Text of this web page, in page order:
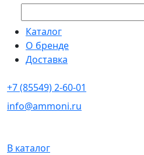
Каталог
О бренде
Доставка
+7 (85549) 2-60-01
info@ammoni.ru
В каталог